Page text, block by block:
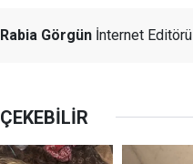
Rabia Görgün İnternet Editörü